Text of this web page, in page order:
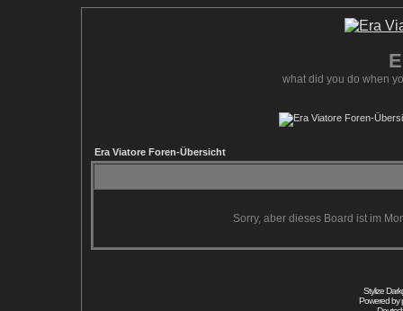
what did you do when
Era Viatore Foren-Übersicht
Sorry, aber dieses Board ist im
Stylize
Powered by